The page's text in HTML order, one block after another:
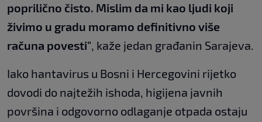
poprilično čisto. Mislim da mi kao ljudi koji
živimo u gradu moramo definitivno više
računa povesti", kaže jedan građanin Sarajeva.
Iako hantavirus u Bosni i Hercegovini rijetko
dovodi do najtežih ishoda, higijena javnih
površina i odgovorno odlaganje otpada ostaju